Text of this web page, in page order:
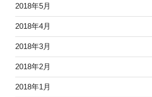
2018年5月
2018年4月
2018年3月
2018年2月
2018年1月